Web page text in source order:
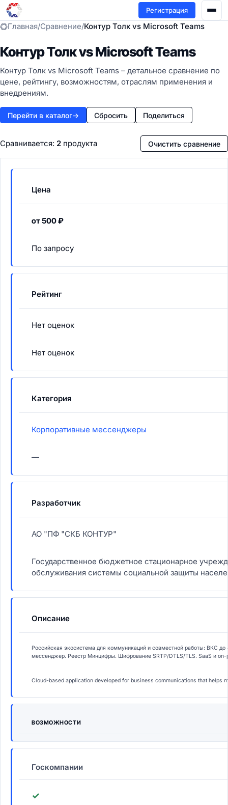
Регистрация
Главная/Сравнение/Контур Толк vs Microsoft Teams
Контур Толк vs Microsoft Teams
Контур Толк vs Microsoft Teams – детальное сравнение по
цене, рейтингу, возможностям, отраслям применения и
внедрениям.
Перейти в каталог→ Сбросить Поделиться
Сравнивается: 2 продукта Очистить сравнение
Цена
от 500 ₽
По запросу
Рейтинг
Нет оценок
Нет оценок
Категория
Корпоративные мессенджеры
—
Разработчик
АО "ПФ "СКБ КОНТУР"
Государственное бюджетное стационарное
обслуживания системы социальной защиты
Описание
Российская экосистема для коммуникаций и совместной работы: ВКС
мессенджер. Реестр Минцифры. Шифрование SRTP/DTLS/TLS. SaaS и on-
Cloud-based application developed for business communications that helps
ВОЗМОЖНОСТИ
Госкомпании
✓